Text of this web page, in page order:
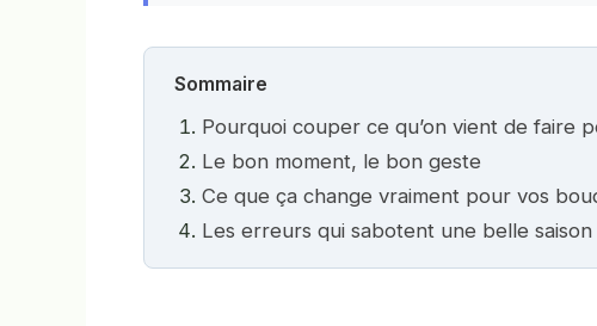
Sommaire
Pourquoi couper ce qu’on vient de faire
Le bon moment, le bon geste
Ce que ça change vraiment pour vos
Les erreurs qui sabotent une belle saison